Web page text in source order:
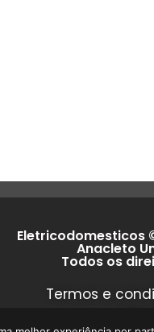
Eletricodomesticos
Anacleto
Todos os
Termos e